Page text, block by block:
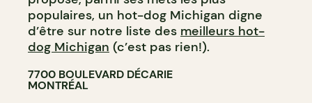
populaires, un hot-dog Michigan digne
d’être sur notre liste des meilleurs hot-
dog Michigan (c’est pas rien!).
7700 BOULEVARD DÉCARIE
MONTRÉAL